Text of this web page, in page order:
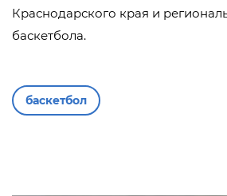
Краснодарского края и
баскетбола.
баскетбол